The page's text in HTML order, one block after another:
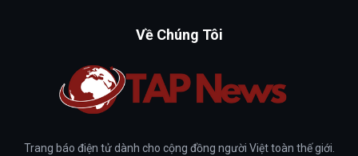
Về Chúng Tôi
Trang báo điện tử dành cho cộng đồng người Việt toàn thế giới.